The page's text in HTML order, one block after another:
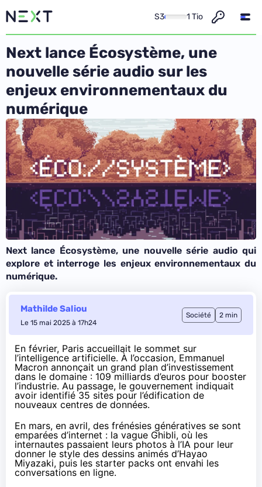
S3 1 Tio
Next lance Écosystème, une
nouvelle série audio sur les
enjeux environnementaux du
numérique
Next lance Écosystème, une nouvelle série audio qui
explore et interroge les enjeux environnementaux du
numérique.
Mathilde Saliou
Le 15 mai 2025 à 17h24
Société 2 min
En février, Paris accueillait le sommet sur
l’intelligence artificielle. À l’occasion, Emmanuel
Macron annonçait un grand plan d’investissement
dans le domaine : 109 milliards d’euros pour booster
l’industrie. Au passage, le gouvernement indiquait
avoir identifié35 sites pour l’édification de
nouveaux centres de données.
En mars, en avril, des frénésies génératives se sont
emparées d’internet : la vague Ghibli, où les
internautes passaient leurs photos à l’IA pour leur
donner le style des dessins animés d’Hayao
Miyazaki, puis les starter packs ont envahi les
conversations en ligne.